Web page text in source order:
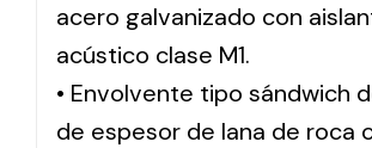
acero galvanizado con
acústico clase M1.
• Envolvente tipo sándwich
de espesor de lana de roca